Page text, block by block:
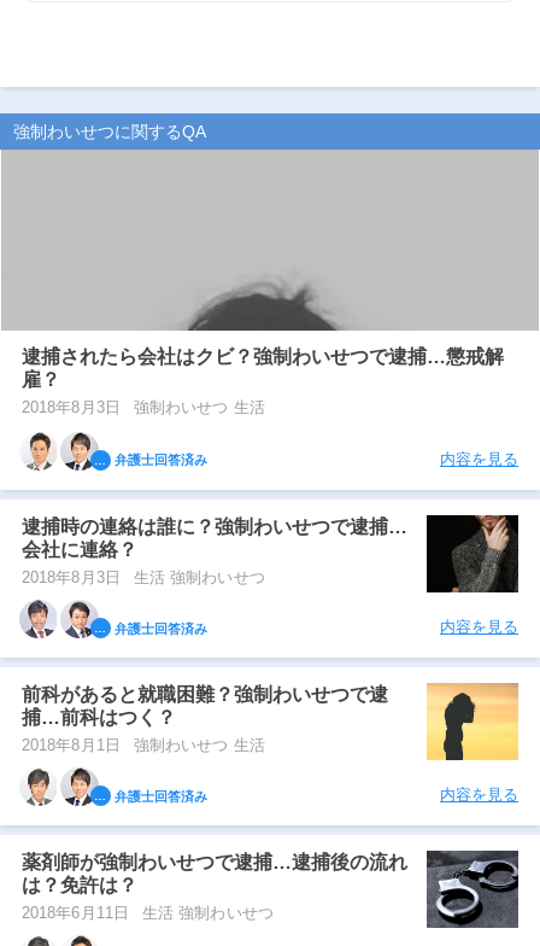
強制わいせつに関するQA
逮捕されたら会社はクビ？強制わいせつで逮捕…懲戒解
雇？
2018年8月3日 強制わいせつ 生活
弁護士回答済み 内容を見る
逮捕時の連絡は誰に？強制わいせつで逮捕…
会社に連絡？
2018年8月3日 生活 強制わいせつ
弁護士回答済み 内容を見る
前科があると就職困難？強制わいせつで逮
捕…前科はつく？
2018年8月1日 強制わいせつ 生活
弁護士回答済み 内容を見る
薬剤師が強制わいせつで逮捕…逮捕後の流れ
は？免許は？
2018年6月11日 生活 強制わいせつ